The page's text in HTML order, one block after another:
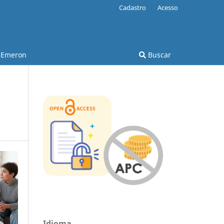
Emeron Buscar
Cadastro Acesso